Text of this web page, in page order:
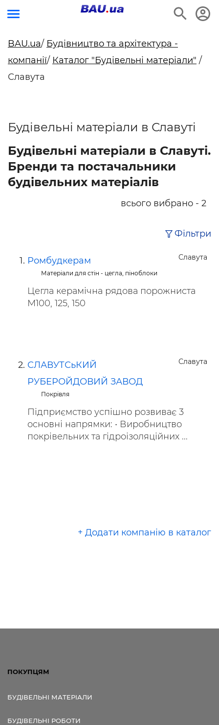
BAU.ua/ Будівництво та архітектура -
компанії/ Каталог "Будівельні матеріали" /
Славута
Будівельні матеріали в Славуті
Будівельні матеріали в Славуті.
Бренди та постачальники
будівельних матеріалів
всього вибрано - 2
Фільтри
Славута
Ромбудкерам
Матеріали для стін - цегла, піноблоки
Цегла керамічна рядова порожниста
М100, 125, 150
Славута
СЛАВУТСьКИЙ
РУБЕРОЙДОВИЙ ЗАВОД
Покрівля
Підприємство успішно розвиває 3
основні напрямки: • Виробництво
покрівельних та гідроізоляційних ...
+ Додати компанію в каталог
ПОКУПЦЯМ
БУДІВЕЛЬНІ МАТЕРІАЛИ
БУДІВЕЛЬНІ РОБОТИ